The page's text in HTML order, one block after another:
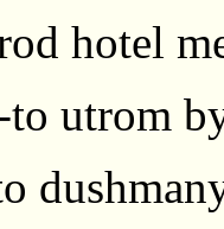
hotel
utrom